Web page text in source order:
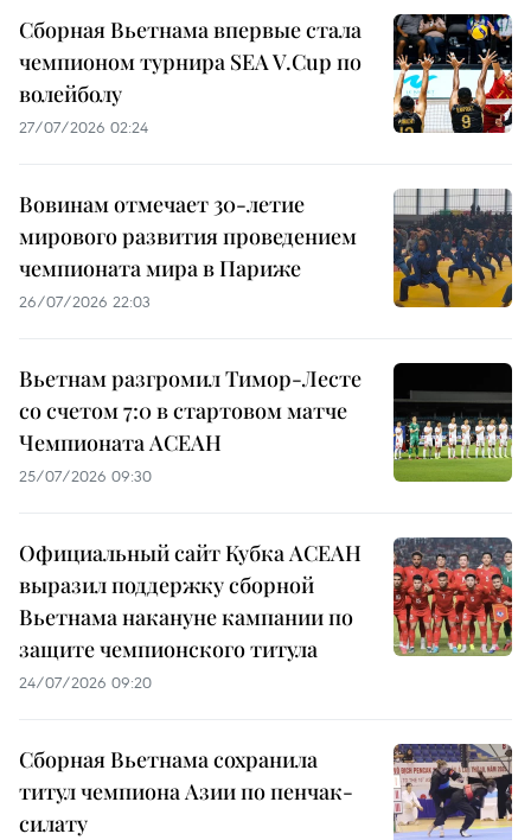
Сборная Вьетнама впервые стала
чемпионом турнира SEA V.Cup по
волейболу
27/07/2026 02:24
Вовинам отмечает 30-летие
мирового развития проведением
чемпионата мира в Париже
26/07/2026 22:03
Вьетнам разгромил Тимор-Лесте
со счетом 7:0 в стартовом матче
Чемпионата АСЕАН
25/07/2026 09:30
Официальный сайт Кубка АСЕАН
выразил поддержку сборной
Вьетнама накануне кампании по
защите чемпионского титула
24/07/2026 09:20
Сборная Вьетнама сохранила
титул чемпиона Азии по пенчак-
силату